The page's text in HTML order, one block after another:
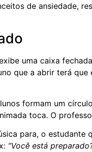
de ansiedade,
uma caixa
que a abrir terá
formam um
toca. O
para, o estudante
“Você está